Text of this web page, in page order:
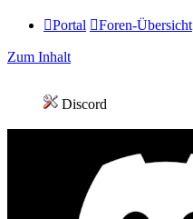
Portal Foren-Übersicht
Zum Inhalt
Discord